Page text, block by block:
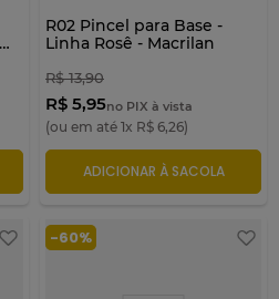
R02 Pincel para Base -
Linha Rosê - Macrilan
R$ 13,90
R$ 5,95no PIX à vista
(ou em até 1x R$ 6,26)
ADICIONAR À SACOLA
-60%